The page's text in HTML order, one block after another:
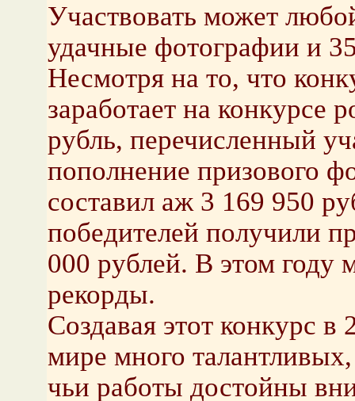
Участвовать может
удачные фотографии и
Несмотря на то, что
заработает на
рубль, перечисленный
пополнение призового
составил аж 3 169 950
победителей получили
000 рублей. В этом году
рекорды.
Создавая этот конкурс
мире много
чьи работы достойны